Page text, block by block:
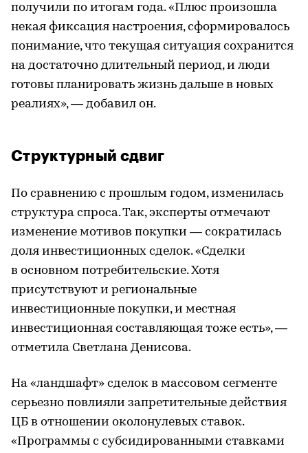
получили по итогам года. «Плюс произошла
некая фиксация настроения, сформировалось
понимание, что текущая ситуация сохранится
на достаточно длительный период, и люди
готовы планировать жизнь дальше в новых
реалиях», — добавил он.
Структурный сдвиг
По сравнению с прошлым годом, изменилась
структура спроса. Так, эксперты отмечают
изменение мотивов покупки — сократилась
доля инвестиционных сделок. «Сделки
в основном потребительские. Хотя
присутствуют и региональные
инвестиционные покупки, и местная
инвестиционная составляющая тоже есть», —
отметила Светлана Денисова.
На «ландшафт» сделок в массовом сегменте
серьезно повлияли запретительные действия
ЦБ в отношении околонулевых ставок.
«Программы с субсидированными ставками